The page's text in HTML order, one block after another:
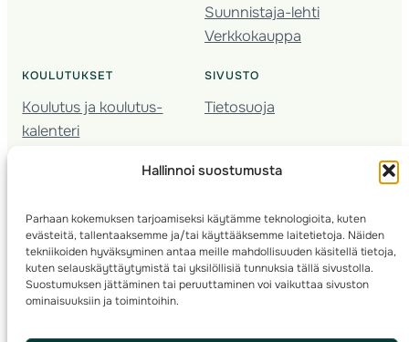
Hallinnoi suostumusta
Parhaan kokemuksen tarjoamiseksi käytämme teknologioita, kuten
evästeitä, tallentaaksemme ja/tai käyttääksemme laitetietoja. Näiden
tekniikoiden hyväksyminen antaa meille mahdollisuuden käsitellä tietoja,
kuten selauskäyttäytymistä tai yksilöllisiä tunnuksia tällä sivustolla.
Suostumuksen jättäminen tai peruuttaminen voi vaikuttaa sivuston
ominaisuuksiin ja toimintoihin.
Suunnistaja-lehti
Verkkokauppa
KOULUTUKSET
Koulutus ja koulutus­
kalenteri
Seura­kehittäminen
Kartoitus
Ratamestari
SIVUSTO
Tietosuoja
© 2025 ·Suomen Suunnistusliitto· Valimotie 10, 00380 Helsinki, Finland
info(a)suunnistusliitto.fi,Rastilipun asiat: rastilippu(a)suunnistusliitto.fi